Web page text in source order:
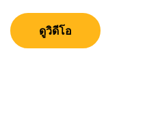
ดูวิดีโอ